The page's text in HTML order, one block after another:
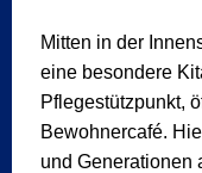
Mitten in der
eine besondere
Pflegestützpunkt,
Bewohnercafé.
und Generationen